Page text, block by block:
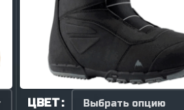
ЦВЕТ